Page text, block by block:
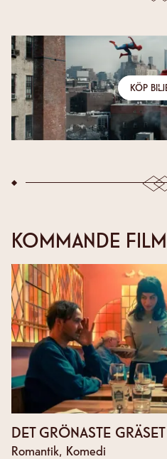
KÖP
KOMMANDE
DET GRÖNASTE
Romantik, Komedi